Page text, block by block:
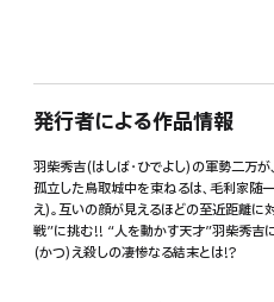
発行者による作品情報
羽柴秀吉(はしば・ひでよし)の軍勢二万が
孤立した鳥取城中を束ねるは、毛利家随
え)。互いの顔が見えるほどの至近距離に
戦”に挑む!! “人を動かす天才”羽柴秀
(かつ)え殺しの凄惨なる結末とは!?